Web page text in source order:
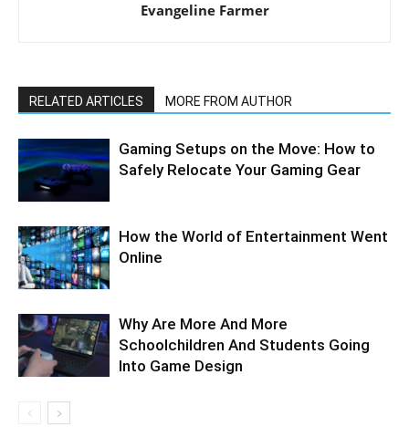
Evangeline Farmer
RELATED ARTICLES MORE FROM AUTHOR
Gaming Setups on the Move: How to
Safely Relocate Your Gaming Gear
How the World of Entertainment Went
Online
Why Are More And More
Schoolchildren And Students Going
Into Game Design